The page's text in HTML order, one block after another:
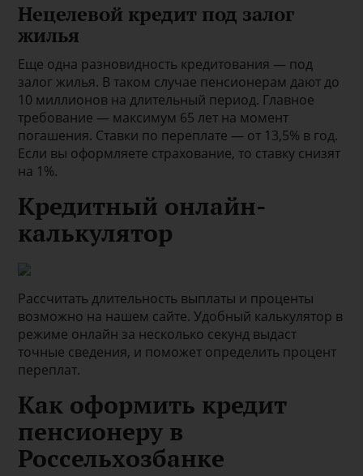
Нецелевой кредит под залог
жилья
Еще одна разновидность кредитования — под
залог жилья. В таком случае пенсионерам дают до
10 миллионов на длительный период. Главное
требование — максимум 65 лет на момент
погашения. Ставки по переплате — от 13,5% в год.
Если вы оформляете страхование, то ставку снизят
на 1%.
Кредитный онлайн-
калькулятор
Рассчитать длительность выплаты и проценты
возможно на нашем сайте. Удобный калькулятор в
режиме онлайн за несколько секунд выдаст
точные сведения, и поможет определить процент
переплат.
Как оформить кредит
пенсионеру в
Россельхозбанке